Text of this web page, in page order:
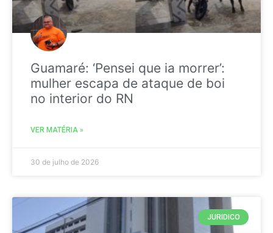
Guamaré: ‘Pensei que ia morrer’:
mulher escapa de ataque de boi
no interior do RN
VER MATÉRIA »
30 de julho de 2026
JURIDICO